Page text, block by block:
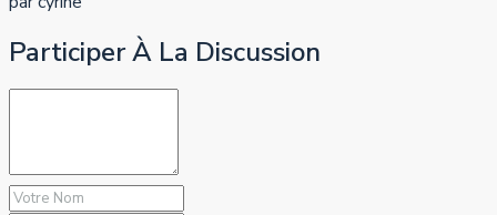
Participer À La Discussion